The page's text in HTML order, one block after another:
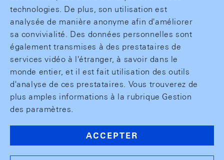
technologies. De plus, son utilisation est
analysée de manière anonyme afin d'améliorer
sa convivialité. Des données personnelles sont
également transmises à des prestataires de
services vidéo à l'étranger, à savoir dans le
monde entier, et il est fait utilisation des outils
d'analyse de ces prestataires. Vous trouverez de
plus amples informations à la rubrique Gestion
des paramètres.
ACCEPTER